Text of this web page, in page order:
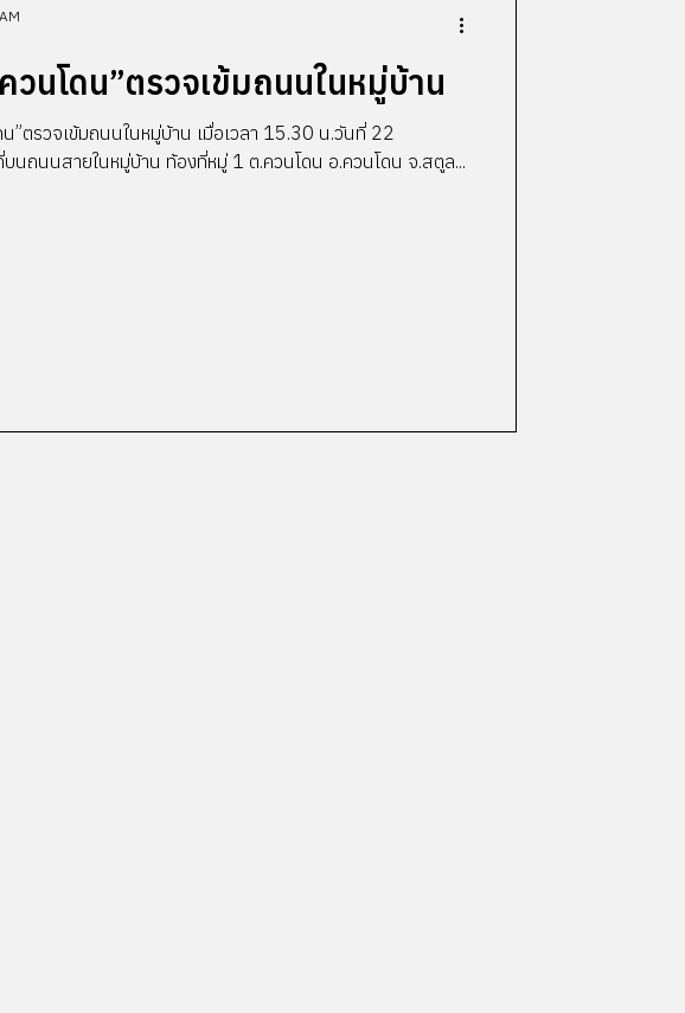
วนโดน”ตรวจเข้มถนนในหมู่บ้าน
น”ตรวจเข้มถนนในหมู่บ้าน เมื่อเวลา 15.30 น.วันที่ 22
ก.พ.2565 ที่บนถนนสายในหมู่บ้าน ท้องที่หมู่ 1 ต.ควนโดน อ.ควนโดน จ.สตูล...